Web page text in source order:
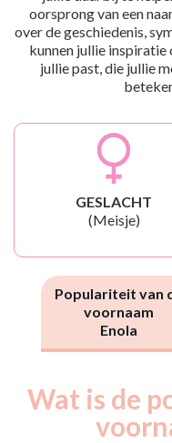
oorsprong van een
over de geschiedenis,
kunnen jullie inspiratie
jullie past, die jullie
GESLACHT
(Meisje)
Populariteit van
voornaam
Enola
Wat is de
Année
Nouveaux-
nés